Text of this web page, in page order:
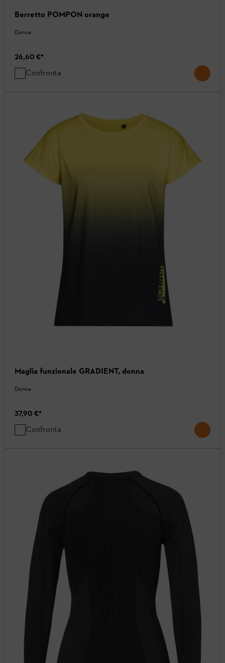
Berretto POMPON orange
Donna
26,60 €*
Confronta
Maglia funzionale GRADIENT, donna
Donna
37,90 €*
Confronta